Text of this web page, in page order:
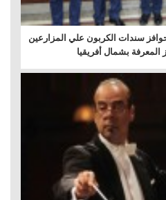
سندات الكربون علي المزارعين
بشمال أفريقيا